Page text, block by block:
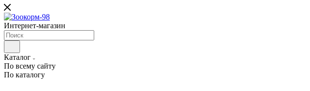
Интернет-магазин
Каталог
По всему сайту
По каталогу